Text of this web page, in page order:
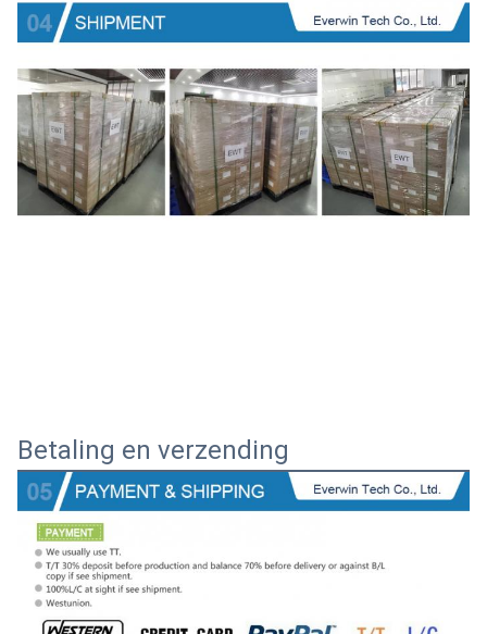
Betaling en verzending